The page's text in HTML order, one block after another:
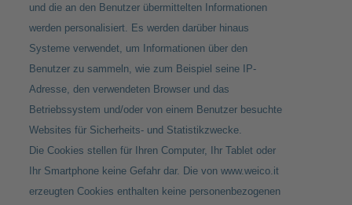
und die an den Benutzer übermittelten Informationen
werden personalisiert. Es werden darüber hinaus
Systeme verwendet, um Informationen über den
Benutzer zu sammeln, wie zum Beispiel seine IP-
Adresse, den verwendeten Browser und das
Betriebssystem und/oder von einem Benutzer besuchte
Websites für Sicherheits- und Statistikzwecke.
Die Cookies stellen für Ihren Computer, Ihr Tablet oder
Ihr Smartphone keine Gefahr dar. Die von www.weico.it
erzeugten Cookies enthalten keine personenbezogenen